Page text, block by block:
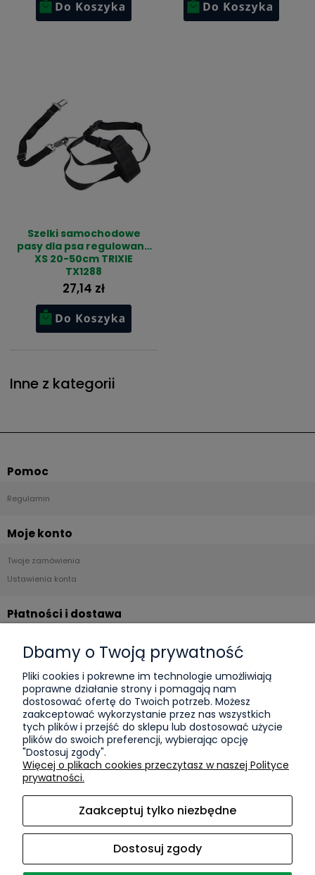
Szelki samochodowe
pasy dla psa regulowane
XS 20-50cm TRIXIE
TX1288
27,14 zł
Inne z kategorii
Pomoc
Regulamin
Moje konto
Twoje zamówienia
Ustawienia konta
Płatności i dostawa
Czas i koszty dostawy
Informacje
Polityka prywatności
O nas
Sport
Dbamy o Twoją prywatność
Pliki cookies i pokrewne im technologie umożliwiają
poprawne działanie strony i pomagają nam
dostosować ofertę do Twoich potrzeb. Możesz
zaakceptować wykorzystanie przez nas wszystkich
tych plików i przejść do sklepu lub dostosować użycie
plików do swoich preferencji, wybierając opcję
"Dostosuj zgody".
Więcej o plikach cookies przeczytasz w naszej Polityce
prywatności.
Zaakceptuj tylko niezbędne
Dostosuj zgody